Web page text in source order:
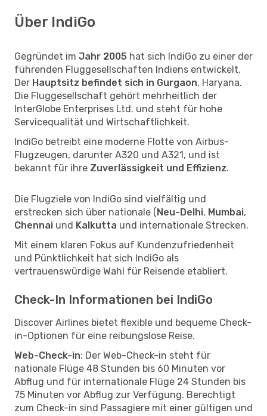
Über IndiGo
Gegründet im Jahr 2005 hat sich IndiGo zu einer der
führenden Fluggesellschaften Indiens entwickelt.
Der Hauptsitz befindet sich in Gurgaon, Haryana.
Die Fluggesellschaft gehört mehrheitlich der
InterGlobe Enterprises Ltd. und steht für hohe
Servicequalität und Wirtschaftlichkeit.
IndiGo betreibt eine moderne Flotte von Airbus-
Flugzeugen, darunter A320 und A321, und ist
bekannt für ihre Zuverlässigkeit und Effizienz.
Die Flugziele von IndiGo sind vielfältig und
erstrecken sich über nationale (Neu-Delhi, Mumbai,
Chennai und Kalkutta und internationale Strecken.
Mit einem klaren Fokus auf Kundenzufriedenheit
und Pünktlichkeit hat sich IndiGo als
vertrauenswürdige Wahl für Reisende etabliert.
Check-In Informationen bei IndiGo
Discover Airlines bietet flexible und bequeme Check-
in-Optionen für eine reibungslose Reise.
Web-Check-in: Der Web-Check-in steht für
nationale Flüge 48 Stunden bis 60 Minuten vor
Abflug und für internationale Flüge 24 Stunden bis
75 Minuten vor Abflug zur Verfügung. Berechtigt
zum Check-in sind Passagiere mit einer gültigen und